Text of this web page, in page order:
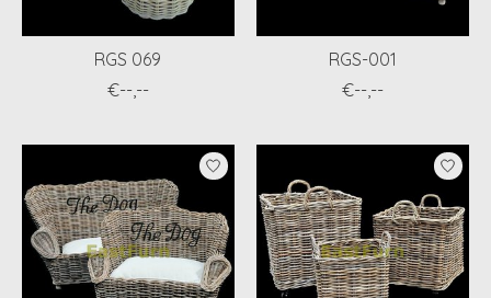
RGS 069
€--,--
RGS-001
€--,--